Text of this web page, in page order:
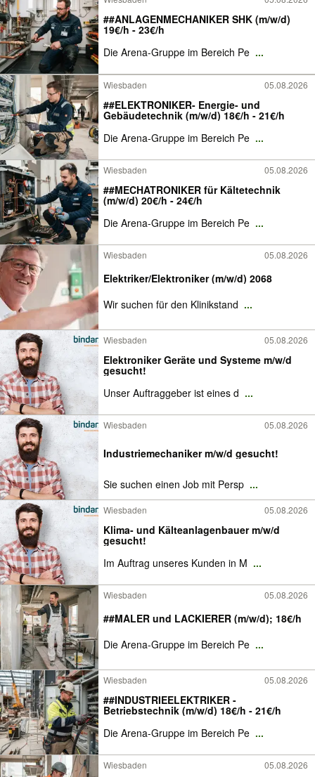
##ANLAGENMECHANIKER SHK (m/w/d)
19€/h - 23€/h
Die Arena-Gruppe im Bereich Pe ...
Wiesbaden 05.08.2026
##ELEKTRONIKER- Energie- und
Gebäudetechnik (m/w/d) 18€/h - 21€/h
Die Arena-Gruppe im Bereich Pe ...
Wiesbaden 05.08.2026
##MECHATRONIKER für Kältetechnik
(m/w/d) 20€/h - 24€/h
Die Arena-Gruppe im Bereich Pe ...
Wiesbaden 05.08.2026
Elektriker/Elektroniker (m/w/d) 2068
Wir suchen für den Klinikstand ...
Wiesbaden 05.08.2026
Elektroniker Geräte und Systeme m/w/d
gesucht!
Unser Auftraggeber ist eines d ...
Wiesbaden 05.08.2026
Industriemechaniker m/w/d gesucht!
Sie suchen einen Job mit Persp ...
Wiesbaden 05.08.2026
Klima- und Kälteanlagenbauer m/w/d
gesucht!
Im Auftrag unseres Kunden in M ...
Wiesbaden 05.08.2026
##MALER und LACKIERER (m/w/d); 18€/h
Die Arena-Gruppe im Bereich Pe ...
Wiesbaden 05.08.2026
##INDUSTRIEELEKTRIKER -
Betriebstechnik (m/w/d) 18€/h - 21€/h
Die Arena-Gruppe im Bereich Pe ...
Wiesbaden 05.08.2026